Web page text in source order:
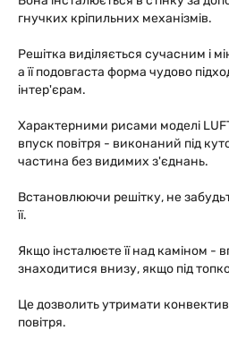
гнучких кріпильних механізмів.
Решітка виділяється сучасним і
а її подовгаста форма чудово
інтер'єрам.
Характерними рисами моделі
впуск повітря - виконаний під
частина без видимих з'єднань.
Встановлюючи решітку, не
її.
Якщо інсталюєте її над каміном -
знаходитися внизу, якщо під
Це дозволить утримати
повітря.